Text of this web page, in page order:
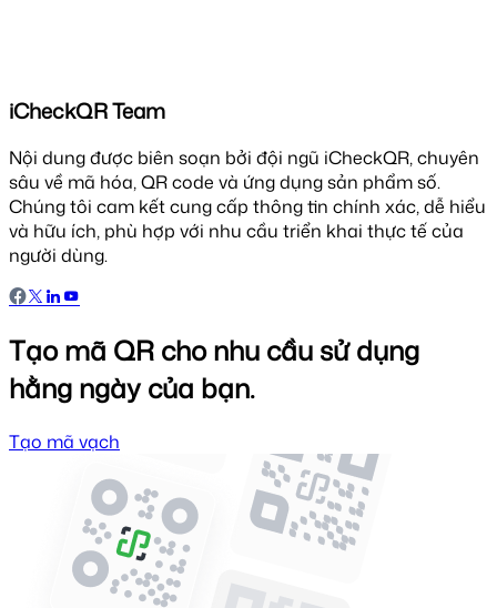
iCheckQR Team
Nội dung được biên soạn bởi đội ngũ iCheckQR, chuyên
sâu về mã hóa, QR code và ứng dụng sản phẩm số.
Chúng tôi cam kết cung cấp thông tin chính xác, dễ hiểu
và hữu ích, phù hợp với nhu cầu triển khai thực tế của
người dùng.
Tạo mã QR cho nhu cầu sử dụng
hằng ngày của bạn.
Tạo mã vạch